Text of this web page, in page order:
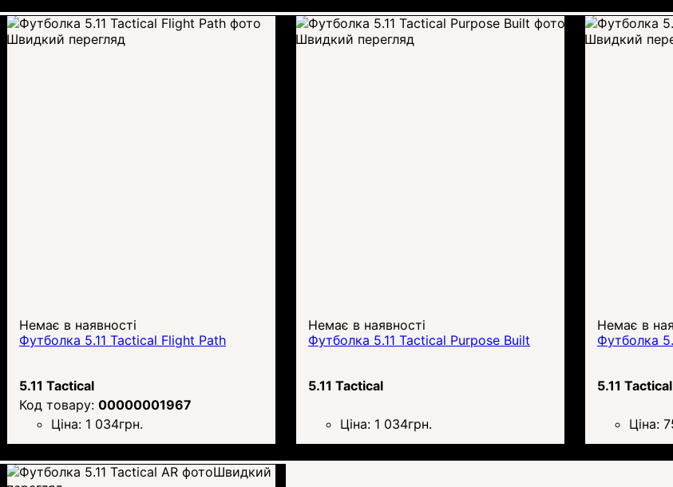
Швидкий перегляд
Немає в наявності
Футболка 5.11 Tactical Flight Path
5.11 Tactical
00000001967
Ціна: 1 034грн.
Швидкий перегляд
Немає в наявності
Футболка 5.11 Tactical Purpose Built
5.11 Tactical
Ціна: 1 034грн.
Швидкий
Немає в
Футболка
5.11 Tactical
Ціна:
Швидкий